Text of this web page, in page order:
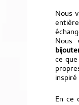
Nous
Nous
ce
En ce